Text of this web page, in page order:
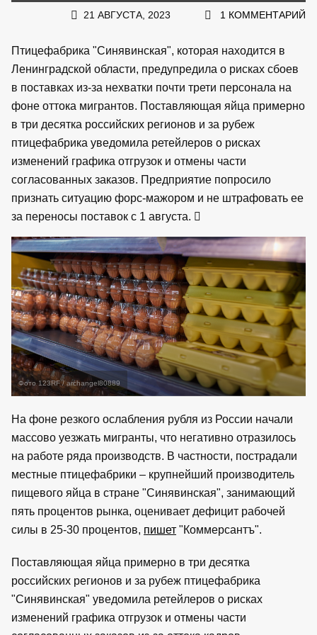
21 АВГУСТА, 2023 1 КОММЕНТАРИЙ
Птицефабрика "Синявинская", которая находится в
Ленинградской области, предупредила о рисках сбоев
в поставках из-за нехватки почти трети персонала на
фоне оттока мигрантов. Поставляющая яйца примерно
в три десятка российских регионов и за рубеж
птицефабрика уведомила ретейлеров о рисках
изменений графика отгрузок и отмены части
согласованных заказов. Предприятие попросило
признать ситуацию форс-мажором и не штрафовать ее
за переносы поставок с 1 августа.
Фото 123RF / archangel80889
На фоне резкого ослабления рубля из России начали
массово уезжать мигранты, что негативно отразилось
на работе ряда производств. В частности, пострадали
местные птицефабрики – крупнейший производитель
пищевого яйца в стране "Синявинская", занимающий
пять процентов рынка, оценивает дефицит рабочей
силы в 25-30 процентов, пишет "Коммерсантъ".
Поставляющая яйца примерно в три десятка
российских регионов и за рубеж птицефабрика
"Синявинская" уведомила ретейлеров о рисках
изменений графика отгрузок и отмены части